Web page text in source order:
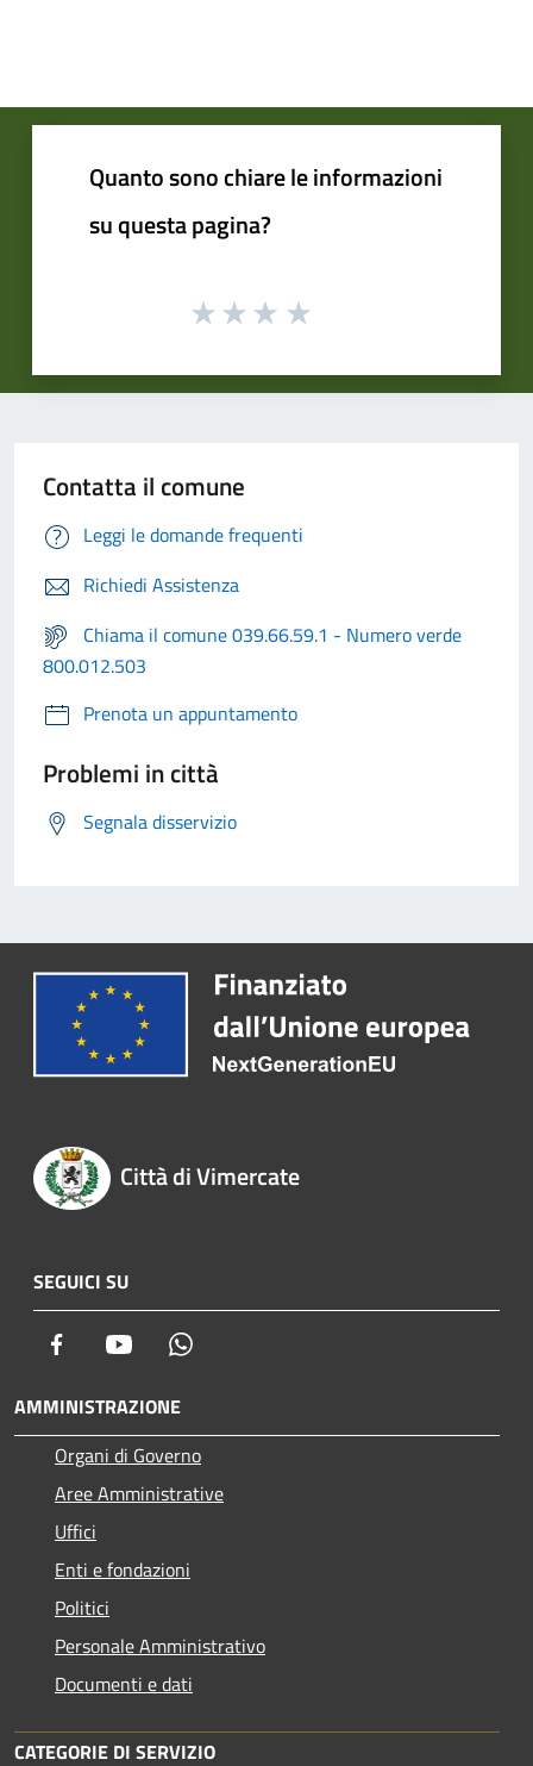
Quanto sono chiare le informazioni
su questa pagina?
Contatta il comune
Leggi le domande frequenti
Richiedi Assistenza
Chiama il comune 039.66.59.1 - Numero verde
800.012.503
Prenota un appuntamento
Problemi in città
Segnala disservizio
Città di Vimercate
SEGUICI SU
Facebook Youtube
AMMINISTRAZIONE
Organi di Governo
Aree Amministrative
Uffici
Enti e fondazioni
Politici
Personale Amministrativo
Documenti e dati
CATEGORIE DI SERVIZIO